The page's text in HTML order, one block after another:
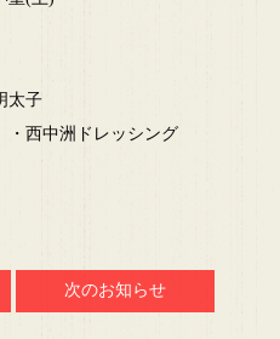
太子
西中洲ドレッシング
次のお知らせ